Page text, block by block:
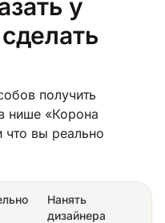
у
получить
нише «Корона
что вы реально
Нанять
дизайнера